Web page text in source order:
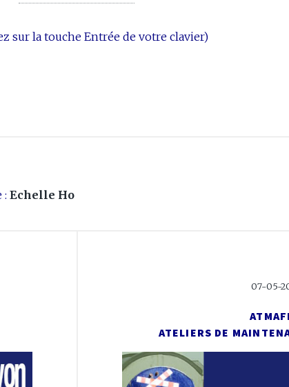
sur la touche Entrée de votre clavier)
: Echelle Ho
07-05-
ATELIERS DE